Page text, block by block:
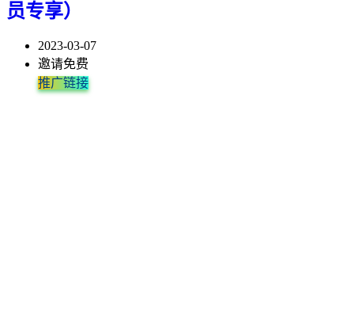
员专享）
2023-03-07
邀请免费
推广链接